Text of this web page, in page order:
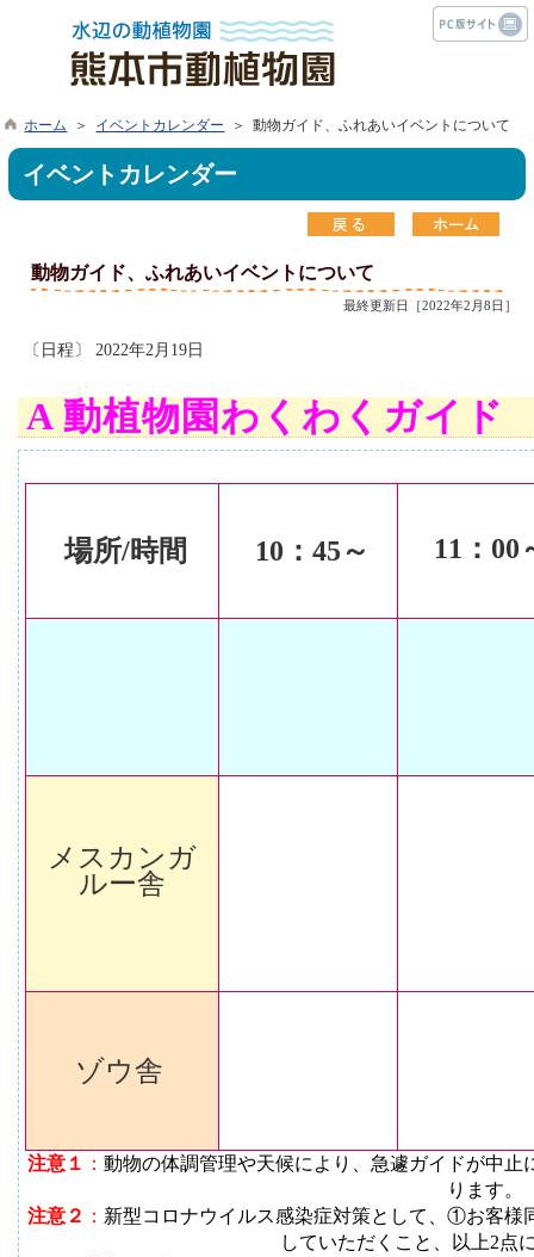
ホーム ＞ イベントカレンダー ＞ 動物ガイド、ふれあいイベントについて
イベントカレンダー
動物ガイド、ふれあいイベントについて
最終更新日［2022年2月8日］
〔日程〕 2022年2月19日
A 動植物園わくわくガイド
場所/時間 10 ：45～ 11 ：00
メスカンガ
ルー舎
ゾウ舎
注意１ ： 動物の体調管理や天候により、急遽ガイドが中
ります。
注意２ ： 新型コロナウイルス感染症対策として、①お客
していただくこと、以上2点